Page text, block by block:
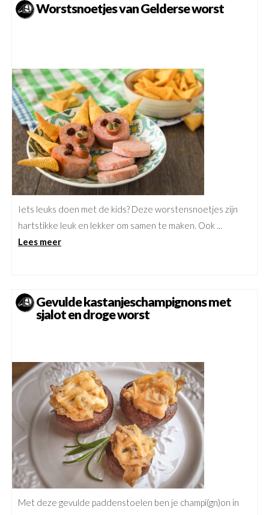
Worstsnoetjes van Gelderse worst
Iets leuks doen met de kids? Deze worstensnoetjes zijn
hartstikke leuk en lekker om samen te maken. Ook ...
Lees meer
Gevulde kastanjeschampignons met
sjalot en droge worst
Met deze gevulde paddenstoelen ben je champi(gn)on in